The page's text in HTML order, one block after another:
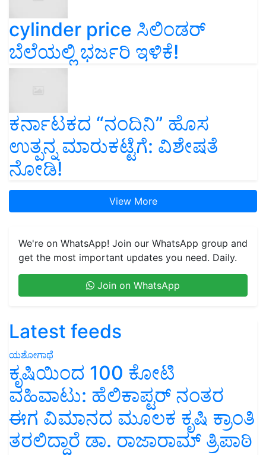
cylinder price ಸಿಲಿಂಡರ್‌
ಬೆಲೆಯಲ್ಲಿ ಭರ್ಜರಿ ಇಳಿಕೆ!
ಕರ್ನಾಟಕದ “ನಂದಿನಿ” ಹೊಸ
ಉತ್ಪನ್ನ ಮಾರುಕಟ್ಟೆಗೆ: ವಿಶೇಷತೆ
ನೋಡಿ!
View More
We're on WhatsApp! Join our WhatsApp group and
get the most important updates you need. Daily.
Join on WhatsApp
Latest feeds
ಯಶೋಗಾಥೆ
ಕೃಷಿಯಿಂದ 100 ಕೋಟಿ
ವಹಿವಾಟು: ಹೆಲಿಕಾಪ್ಟರ್ ನಂತರ
ಈಗ ವಿಮಾನದ ಮೂಲಕ ಕೃಷಿ ಕ್ರಾಂತಿ
ತರಲಿದ್ದಾರೆ ಡಾ. ರಾಜಾರಾಮ್ ತ್ರಿಪಾಠಿ